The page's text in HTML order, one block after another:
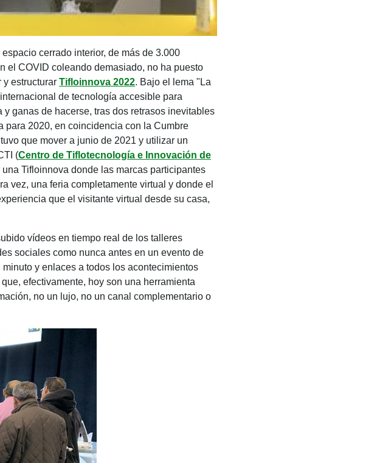
cerrado interior, de más de 3.000
el COVID coleando demasiado, no ha puesto
estructurar Tifloinnova 2022. Bajo el lema "La
de tecnología accesible para
ganas de hacerse, tras dos retrasos inevitables
2020, en coincidencia con la Cumbre
que mover a junio de 2021 y utilizar un
(Centro de Tiflotecnología e Innovación de
Tifloinnova donde las marcas participantes
vez, una feria completamente virtual y donde el
que el visitante virtual desde su casa,
vídeos en tiempo real de los talleres
sociales como nunca antes en un evento de
y enlaces a todos los acontecimientos
efectivamente, hoy son una herramienta
no un lujo, no un canal complementario o